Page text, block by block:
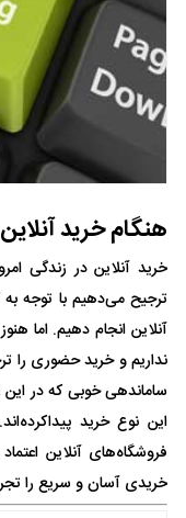
هنگام خرید
خرید آنلاین در زندگی
ترجیح می‌دهیم با توجه
آنلاین انجام دهیم. اما
نداریم و خرید حضوری را
ساماندهی خوبی که در این
این نوع خرید
فروشگاه‌های آنلاین
خریدی آسان و سریع را